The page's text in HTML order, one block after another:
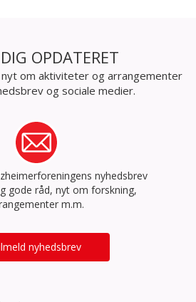
OPDATERET
nyt om aktiviteter og arrangementer
og sociale medier.
nyhedsbrev
gode råd, nyt om forskning,
m.m.
nyhedsbrev